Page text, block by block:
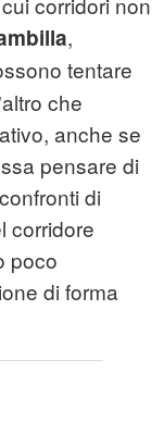
,
tentare
che
anche se
pensare di
di
corridore
poco
di forma